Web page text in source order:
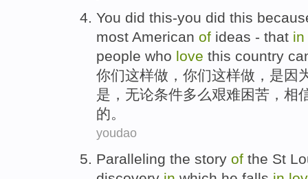
You did this-you did this
most American of ideas - that in
people who love this country
你们这样做 ，你们这样做， 是因
是，无论条件多么艰难困苦 ， 相
的。
youdao
Paralleling the story of the St